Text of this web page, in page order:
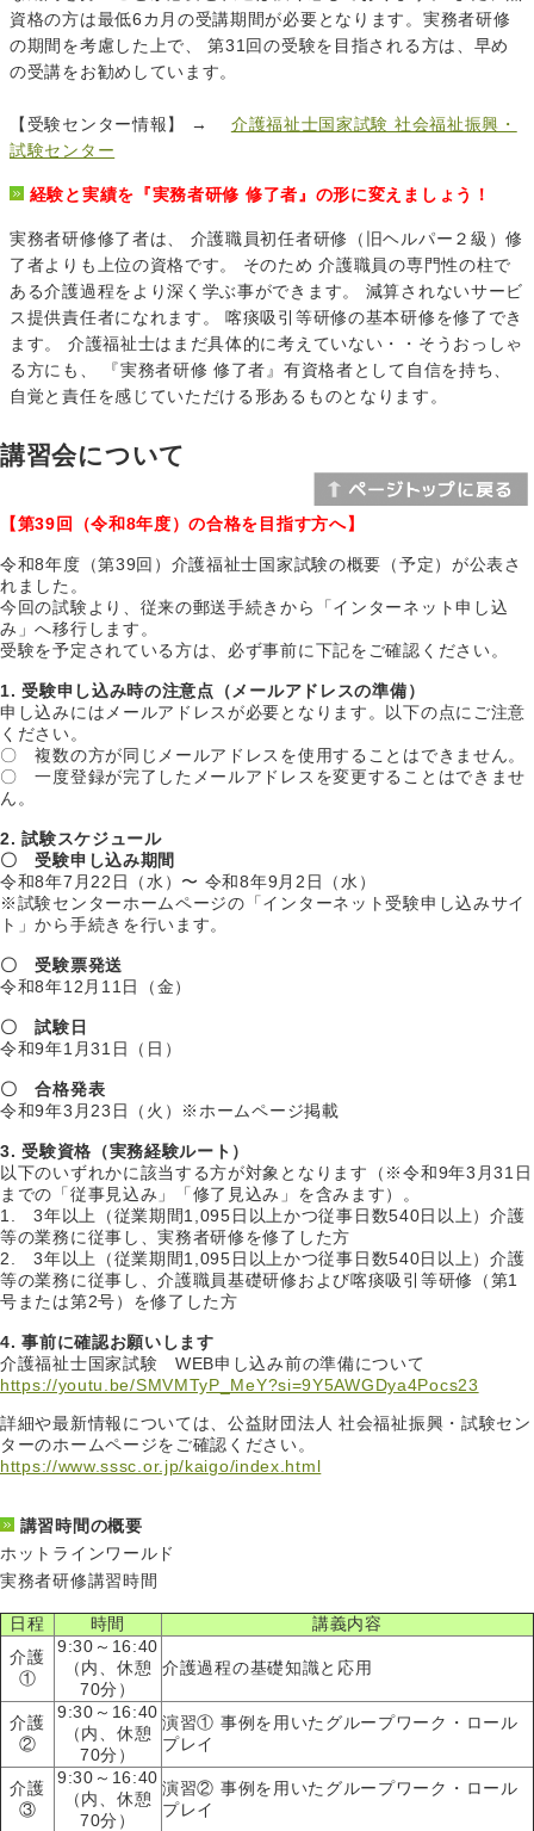
資格の方は最低6カ月の受講期間が必要となります。実務者研修
の期間を考慮した上で、 第31回の受験を目指される方は、早め
の受講をお勧めしています。
【受験センター情報】 → 介護福祉士国家試験 社会福祉振興・
試験センター
経験と実績を『実務者研修 修了者』の形に変えましょう！
実務者研修修了者は、 介護職員初任者研修（旧ヘルパー２級）修
了者よりも上位の資格です。 そのため 介護職員の専門性の柱で
ある介護過程をより深く学ぶ事ができます。 減算されないサービ
ス提供責任者になれます。 喀痰吸引等研修の基本研修を修了でき
ます。 介護福祉士はまだ具体的に考えていない・・そうおっしゃ
る方にも、 『実務者研修 修了者』有資格者として自信を持ち、
自覚と責任を感じていただける形あるものとなります。
講習会について
【第39回（令和8年度）の合格を目指す方へ】
令和8年度（第39回）介護福祉士国家試験の概要（予定）が公表さ
れました。
今回の試験より、従来の郵送手続きから「インターネット申し込
み」へ移行します。
受験を予定されている方は、必ず事前に下記をご確認ください。
1. 受験申し込み時の注意点（メールアドレスの準備）
申し込みにはメールアドレスが必要となります。以下の点にご注意
ください。
〇 複数の方が同じメールアドレスを使用することはできません。
〇 一度登録が完了したメールアドレスを変更することはできませ
ん。
2. 試験スケジュール
〇 受験申し込み期間
令和8年7月22日（水）〜 令和8年9月2日（水）
※試験センターホームページの「インターネット受験申し込みサイ
ト」から手続きを行います。
〇 受験票発送
令和8年12月11日（金）
〇 試験日
令和9年1月31日（日）
〇 合格発表
令和9年3月23日（火）※ホームページ掲載
3. 受験資格（実務経験ルート）
以下のいずれかに該当する方が対象となります（※令和9年3月31日
までの「従事見込み」「修了見込み」を含みます）。
1. 3年以上（従業期間1,095日以上かつ従事日数540日以上）介護
等の業務に従事し、実務者研修を修了した方
2. 3年以上（従業期間1,095日以上かつ従事日数540日以上）介護
等の業務に従事し、介護職員基礎研修および喀痰吸引等研修（第1
号または第2号）を修了した方
4. 事前に確認お願いします
介護福祉士国家試験 WEB申し込み前の準備について
https://youtu.be/SMVMTyP_MeY?si=9Y5AWGDya4Pocs23
詳細や最新情報については、公益財団法人 社会福祉振興・試験セン
ターのホームページをご確認ください。
https://www.sssc.or.jp/kaigo/index.html
講習時間の概要
ホットラインワールド
実務者研修講習時間
日程 時間
講義内容
介護
①
9:30～16:40
（内、休憩
70分）
介護過程の基礎知識と応用
介護
②
9:30～16:40
（内、休憩
70分）
演習① 事例を用いたグループワーク・ロール
プレイ
介護
③
9:30～16:40
（内、休憩
70分）
演習② 事例を用いたグループワーク・ロール
プレイ